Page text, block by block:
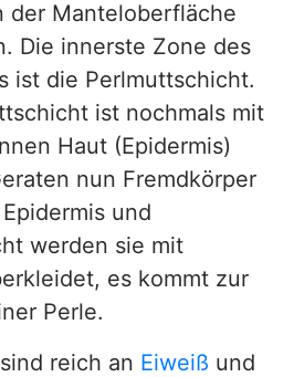
der Manteloberfläche
Die innerste Zone des
ist die Perlmuttschicht.
ist nochmals mit
Haut (Epidermis)
nun Fremdkörper
und
werden sie mit
es kommt zur
Perle.
reich an Eiweiß und